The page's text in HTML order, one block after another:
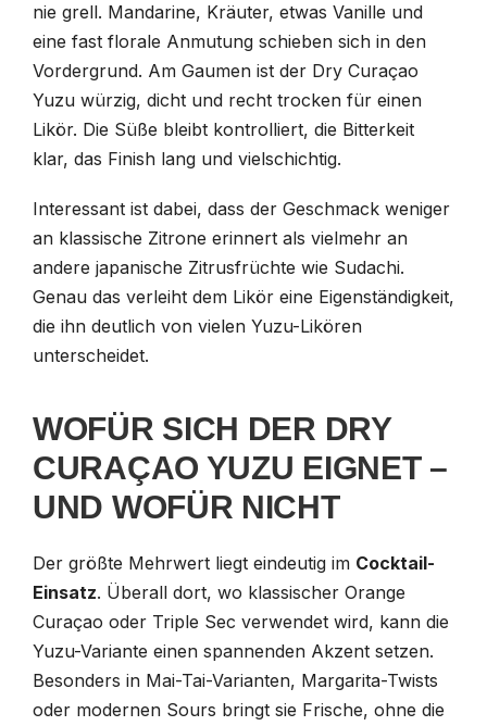
nie grell. Mandarine, Kräuter, etwas Vanille und
eine fast florale Anmutung schieben sich in den
Vordergrund. Am Gaumen ist der Dry Curaçao
Yuzu würzig, dicht und recht trocken für einen
Likör. Die Süße bleibt kontrolliert, die Bitterkeit
klar, das Finish lang und vielschichtig.
Interessant ist dabei, dass der Geschmack weniger
an klassische Zitrone erinnert als vielmehr an
andere japanische Zitrusfrüchte wie Sudachi.
Genau das verleiht dem Likör eine Eigenständigkeit,
die ihn deutlich von vielen Yuzu-Likören
unterscheidet.
WOFÜR SICH DER DRY
CURAÇAO YUZU EIGNET –
UND WOFÜR NICHT
Der größte Mehrwert liegt eindeutig im Cocktail-
Einsatz. Überall dort, wo klassischer Orange
Curaçao oder Triple Sec verwendet wird, kann die
Yuzu-Variante einen spannenden Akzent setzen.
Besonders in Mai-Tai-Varianten, Margarita-Twists
oder modernen Sours bringt sie Frische, ohne die